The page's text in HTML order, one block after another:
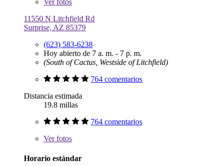
Verfotos
11550 N Litchfield Rd
Surprise, AZ 85379
(623) 583-6238
Hoy abierto de 7 a. m. - 7 p. m.
(South of Cactus, Westside of Litchfield)
764 comentarios
Distancia estimada
19.8 millas
764 comentarios
Verfotos
Horario estándar